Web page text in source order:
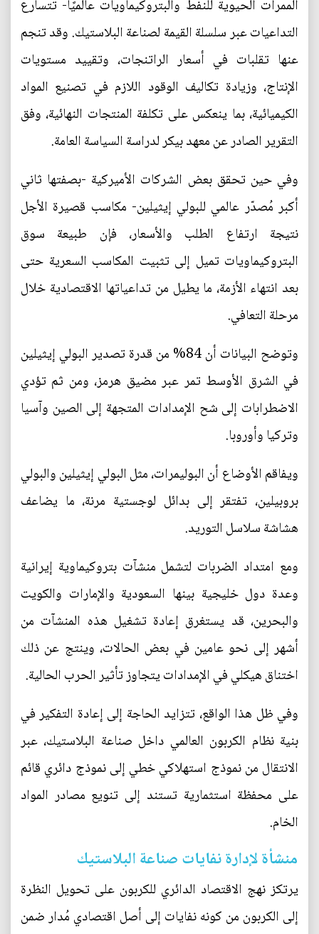
الممرات الحيوية للنفط والبتروكيماويات عالميًا- تتسارع
التداعيات عبر سلسلة القيمة لصناعة البلاستيك. وقد تنجم
عنها تقلبات في أسعار الراتنجات، وتقييد مستويات
الإنتاج، وزيادة تكاليف الوقود اللازم في تصنيع المواد
الكيميائية، بما ينعكس على تكلفة المنتجات النهائية، وفق
التقرير الصادر عن معهد بيكر لدراسة السياسة العامة.
وفي حين تحقق بعض الشركات الأميركية -بصفتها ثاني
أكبر مُصدّر عالمي للبولي إيثيلين- مكاسب قصيرة الأجل
نتيجة ارتفاع الطلب والأسعار، فإن طبيعة سوق
البتروكيماويات تميل إلى تثبيت المكاسب السعرية حتى
بعد انتهاء الأزمة، ما يطيل من تداعياتها الاقتصادية خلال
مرحلة التعافي.
وتوضح البيانات أن 84% من قدرة تصدير البولي إيثيلين
في الشرق الأوسط تمر عبر مضيق هرمز، ومن ثم تؤدي
الاضطرابات إلى شح الإمدادات المتجهة إلى الصين وآسيا
وتركيا وأوروبا.
ويفاقم الأوضاع أن البوليمرات، مثل البولي إيثيلين والبولي
بروبيلين، تفتقر إلى بدائل لوجستية مرنة، ما يضاعف
هشاشة سلاسل التوريد.
ومع امتداد الضربات لتشمل منشآت بتروكيماوية إيرانية
وعدة دول خليجية بينها السعودية والإمارات والكويت
والبحرين، قد يستغرق إعادة تشغيل هذه المنشآت من
أشهر إلى نحو عامين في بعض الحالات، وينتج عن ذلك
اختناق هيكلي في الإمدادات يتجاوز تأثير الحرب الحالية.
وفي ظل هذا الواقع، تتزايد الحاجة إلى إعادة التفكير في
بنية نظام الكربون العالمي داخل صناعة البلاستيك، عبر
الانتقال من نموذج استهلاكي خطي إلى نموذج دائري قائم
على محفظة استثمارية تستند إلى تنويع مصادر المواد
الخام.
منشأة لإدارة نفايات صناعة البلاستيك
يرتكز نهج الاقتصاد الدائري للكربون على تحويل النظرة
إلى الكربون من كونه نفايات إلى أصل اقتصادي مُدار ضمن